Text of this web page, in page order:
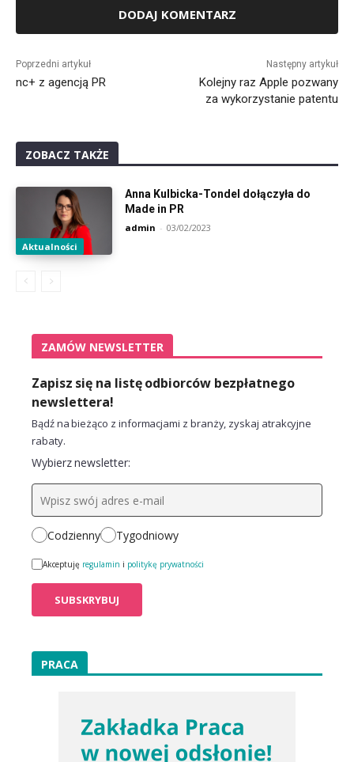
Poprzedni artykuł
nc+ z agencją PR
Następny artykuł
Kolejny raz Apple pozwany
za wykorzystanie patentu
ZOBACZ TAKŻE
Aktualności
Anna Kulbicka-Tondel dołączyła do
Made in PR
admin - 03/02/2023
ZAMÓW NEWSLETTER
Zapisz się na listę odbiorców bezpłatnego
newslettera!
Bądź na bieżąco z informacjami z branży, zyskaj atrakcyjne
rabaty.
Wybierz newsletter:
Codzienny Tygodniowy
Akceptuję regulamin i politykę prywatności
PRACA